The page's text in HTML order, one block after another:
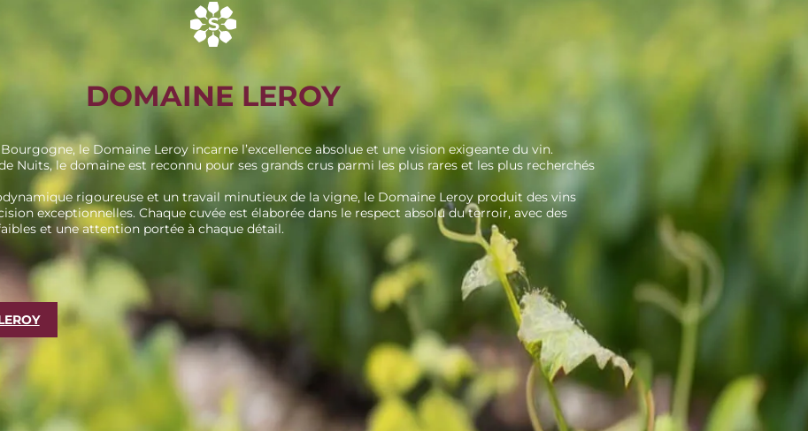
DOMAINE LEROY
le Domaine Leroy incarne l’excellence absolue et une vision exigeante du vin.
Nuits, le domaine est reconnu pour ses grands crus parmi les plus rares et les plus recherchés
rigoureuse et un travail minutieux de la vigne, le Domaine Leroy produit des vins
exceptionnelles. Chaque cuvée est élaborée dans le respect absolu du terroir, avec des
et une attention portée à chaque détail.